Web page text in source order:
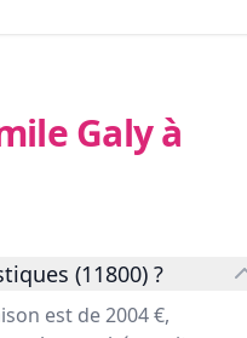
Galy à
(11800) ?
est de 2004 €,